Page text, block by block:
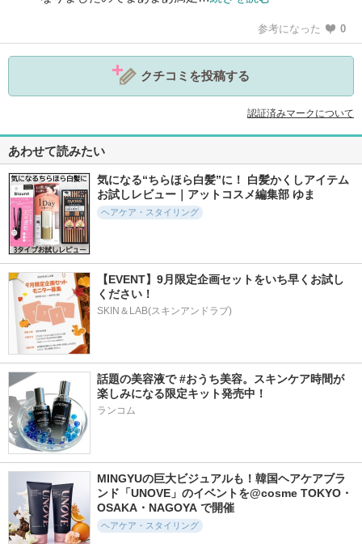
参考になった 0
クチコミを投稿する
認証済みマークについて
あわせて読みたい
気になる“ちらほら白髪”に！ 白髪かくしアイテム
お試しレビュー｜アットコスメ編集部 ゆま
ヘアケア・スタイリング
【EVENT】9月限定企画セットをいち早くお試し
ください！
SKIN＆LAB(スキンアンドラブ)
話題の美容液で #おうち美容。スキンケア時間が
楽しみになる限定キット発売中！
ランコム
MINGYUの巨大ビジュアルも！韓国ヘアケアブラ
ンド「UNOVE」のイベントを@cosme TOKYO・
OSAKA・NAGOYA で開催
ヘアケア・スタイリング